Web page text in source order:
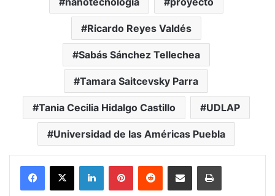
Ricardo Reyes Valdés
Sabás Sánchez Tellechea
Tamara Saitcevsky Parra
Tania Cecilia Hidalgo Castillo UDLAP
Universidad de las Américas Puebla
LinkedInPinterestReddit Share via Email Print